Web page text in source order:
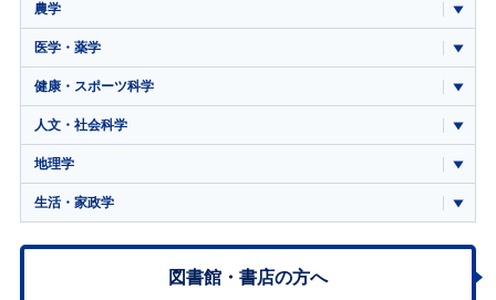
農学
医学・薬学
健康・スポーツ科学
人文・社会科学
地理学
生活・家政学
図書館・書店の方へ